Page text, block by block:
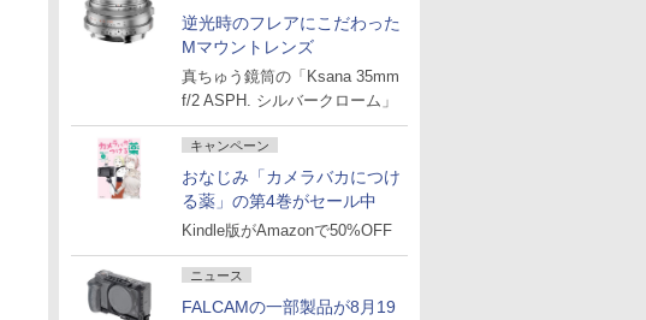
逆光時のフレアにこだわった
Mマウントレンズ
真ちゅう鏡筒の「Ksana 35mm
f/2 ASPH. シルバークローム」
キャンペーン
おなじみ「カメラバカにつけ
る薬」の第4巻がセール中
Kindle版がAmazonで50%OFF
ニュース
FALCAMの一部製品が8月19